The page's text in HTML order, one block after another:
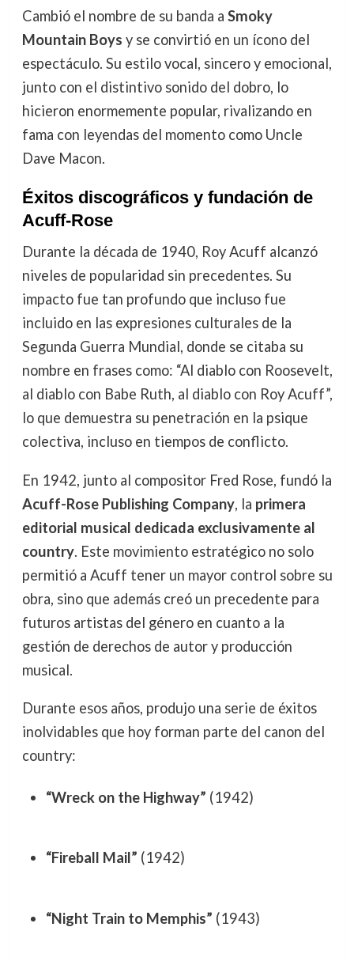
Cambió el nombre de su banda a Smoky
Mountain Boys y se convirtió en un ícono del
espectáculo. Su estilo vocal, sincero y emocional,
junto con el distintivo sonido del dobro, lo
hicieron enormemente popular, rivalizando en
fama con leyendas del momento como Uncle
Dave Macon.
Éxitos discográficos y fundación de
Acuff-Rose
Durante la década de 1940, Roy Acuff alcanzó
niveles de popularidad sin precedentes. Su
impacto fue tan profundo que incluso fue
incluido en las expresiones culturales de la
Segunda Guerra Mundial, donde se citaba su
nombre en frases como: “Al diablo con Roosevelt,
al diablo con Babe Ruth, al diablo con Roy Acuff”,
lo que demuestra su penetración en la psique
colectiva, incluso en tiempos de conflicto.
En 1942, junto al compositor Fred Rose, fundó la
Acuff-Rose Publishing Company, la primera
editorial musical dedicada exclusivamente al
country. Este movimiento estratégico no solo
permitió a Acuff tener un mayor control sobre su
obra, sino que además creó un precedente para
futuros artistas del género en cuanto a la
gestión de derechos de autor y producción
musical.
Durante esos años, produjo una serie de éxitos
inolvidables que hoy forman parte del canon del
country:
“Wreck on the Highway” (1942)
“Fireball Mail” (1942)
“Night Train to Memphis” (1943)